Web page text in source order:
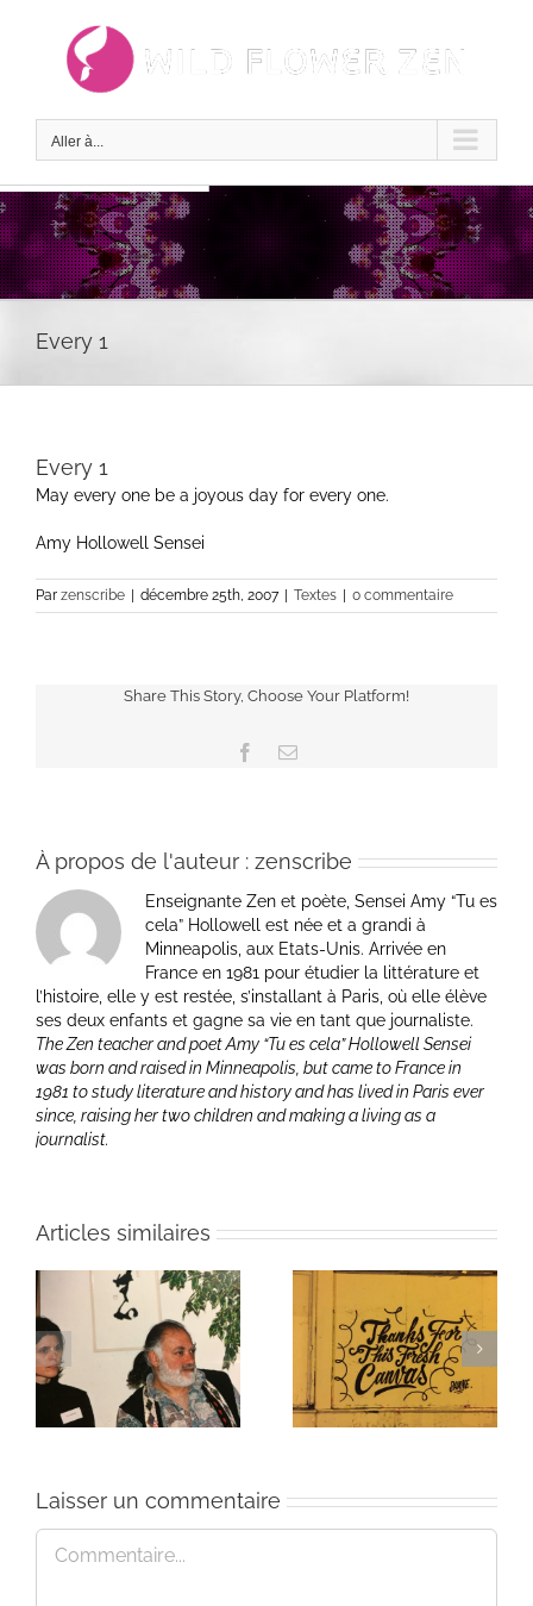
Aller à...
Every 1
Every 1
May every one be a joyous day for every one.
Amy Hollowell Sensei
Par zenscribe décembre 25th, 2007 Textes 0 commentaire
Share This Story, Choose Your Platform!
Facebook
Email
À propos de l'auteur : zenscribe
Enseignante Zen et poète, Sensei Amy “Tu es
cela” Hollowell est née et a grandi à
Minneapolis, aux Etats-Unis. Arrivée en
France en 1981 pour étudier la littérature et
l’histoire, elle y est restée, s’installant à Paris, où elle élève
ses deux enfants et gagne sa vie en tant que journaliste.
The Zen teacher and poet Amy “Tu es cela” Hollowell Sensei
was born and raised in Minneapolis, but came to France in
1981 to study literature and history and has lived in Paris ever
since, raising her two children and making a living as a
journalist.
Articles similaires
Une toile fraîche
Un bouquet d’écriture
et méditation
Laisser un commentaire
Commentaire